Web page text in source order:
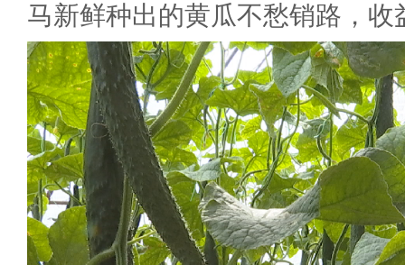
马新鲜种出的黄瓜不愁销路，收